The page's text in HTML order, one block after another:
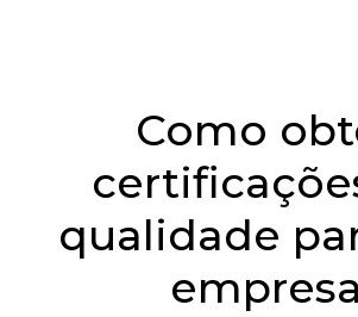
Como
qualidade
empresa